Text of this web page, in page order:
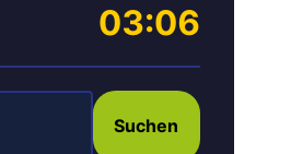
03:06
Suchen